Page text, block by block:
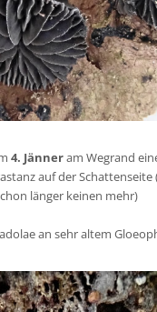
4. Jänneram Wegrand
auf der Schattenseite
länger keinen mehr)
an sehr altem